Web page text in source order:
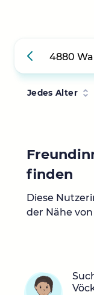
Jedes Alter
finden
Diese
der Nähe